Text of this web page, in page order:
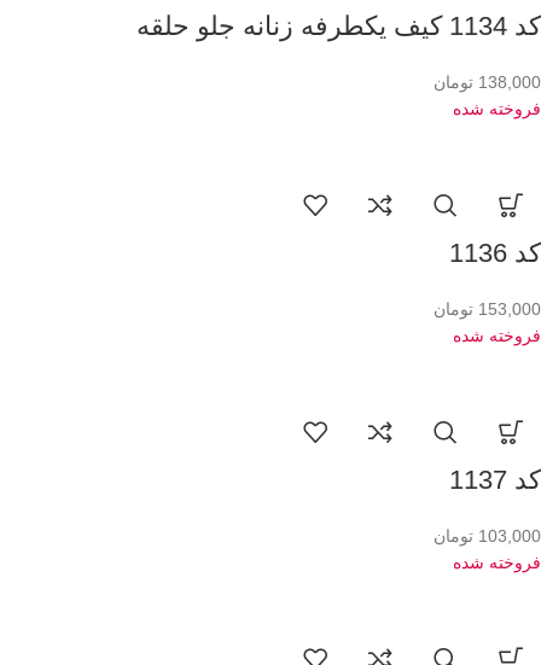
کد 1134 کیف یکطرفه زنانه جلو حلقه
138,000 تومان
فروخته شده
کد 1136
153,000 تومان
فروخته شده
کد 1137
103,000 تومان
فروخته شده